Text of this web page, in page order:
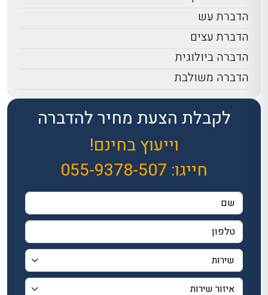
לקבלת הצעת מחיר להדברה
וייעוץ בחינם!
חייגו: 055-9378-507
הדברת עש
הדברת עצים
הדברה ביולוגית
הדברה משולבת